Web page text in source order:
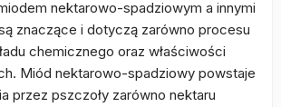
nektarowo-spadziowym a innymi
znaczące i dotyczą zarówno procesu
chemicznego oraz właściwości
Miód nektarowo-spadziowy powstaje
przez pszczoły zarówno nektaru